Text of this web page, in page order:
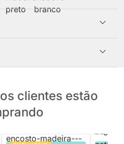
clientes estão